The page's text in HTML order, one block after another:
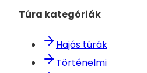
Túra kategóriák
Hajós túrák
Történelmi